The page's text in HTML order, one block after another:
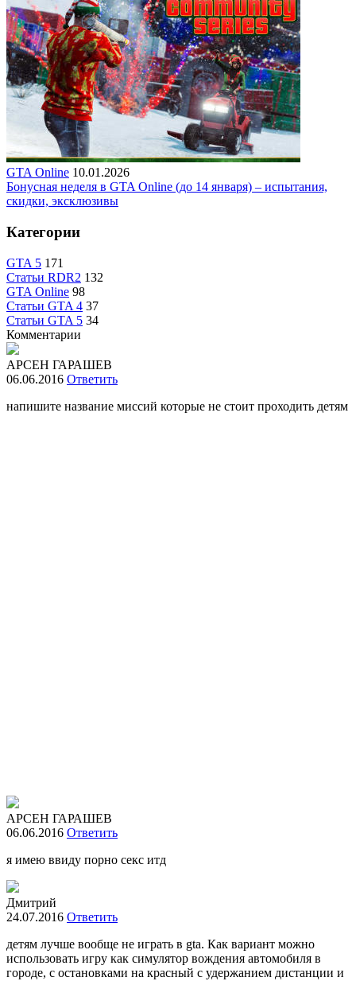
GTA Online 10.01.2026
Бонусная неделя в GTA Online (до 14 января) – испытания,
скидки, эксклюзивы
Категории
GTA 5 171
Статьи RDR2 132
GTA Online 98
Статьи GTA 4 37
Статьи GTA 5 34
Комментарии
АРСЕН ГАРАШЕВ
06.06.2016 Ответить
напишите название миссий которые не стоит проходить детям
АРСЕН ГАРАШЕВ
06.06.2016 Ответить
я имею ввиду порно секс итд
Дмитрий
24.07.2016 Ответить
детям лучше вообще не играть в gta. Как вариант можно
использовать игру как симулятор вождения автомобиля в
городе, с остановками на красный с удержанием дистанции и